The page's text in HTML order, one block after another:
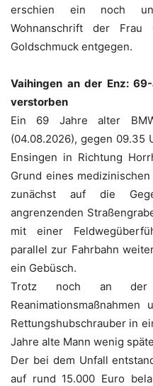
erschien ein noch
Wohnanschrift der
Goldschmuck entgegen.
Vaihingen an der Enz:
verstorben
Ein 69 Jahre alter
(04.08.2026), gegen 09.35
Ensingen in Richtung
Grund eines
zunächst auf die
angrenzenden
mit einer
parallel zur Fahrbahn
ein Gebüsch.
Trotz noch an der
Rettungshubschrauber in
Jahre alte Mann wenig
Der bei dem Unfall
auf rund 15.000 Euro